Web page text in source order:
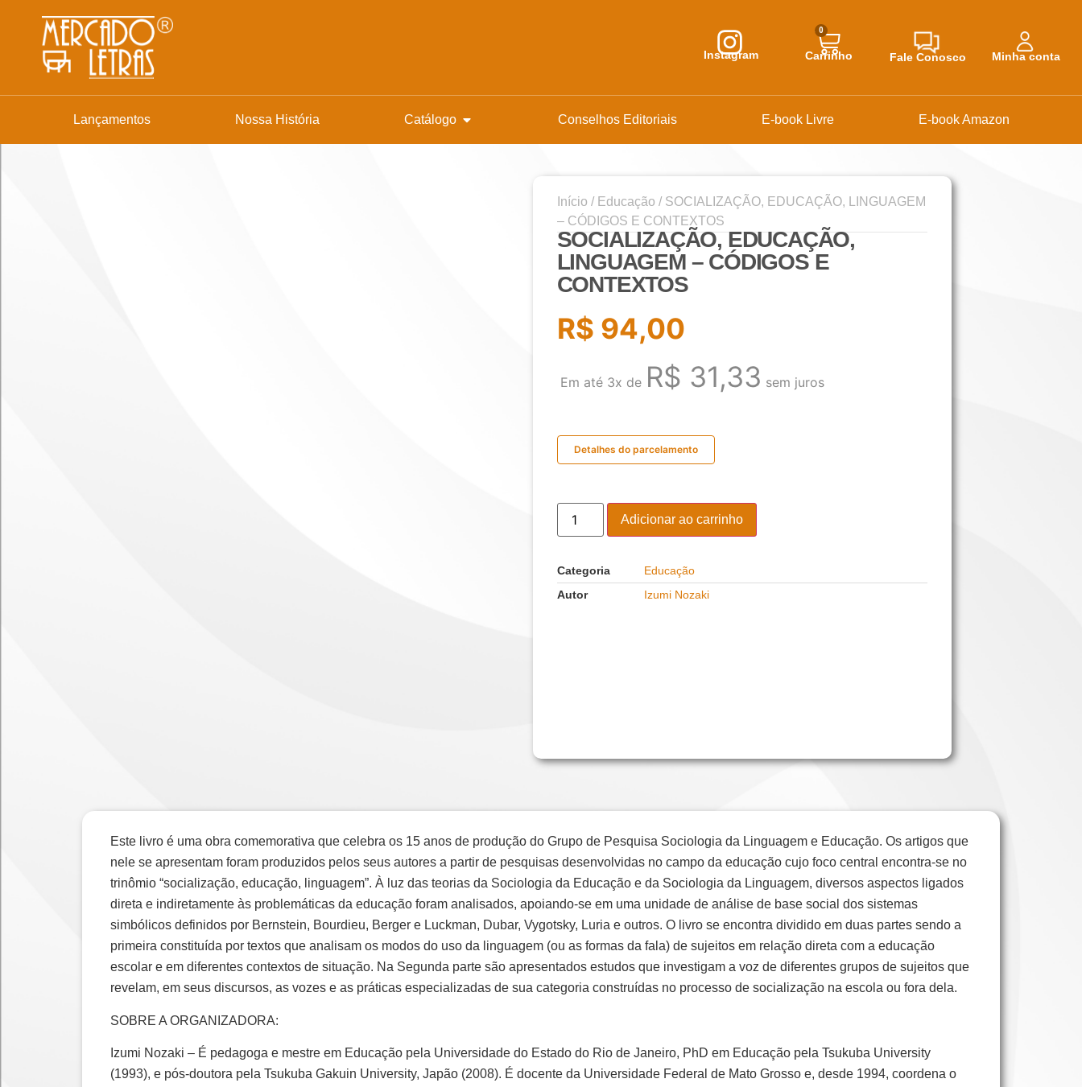
Instagram
0
Carrinho Fale Conosco Minha conta
Lançamentos Nossa História Catálogo Conselhos Editoriais E-book Livre E-book Amazon
Início / Educação / SOCIALIZAÇÃO, EDUCAÇÃO, LINGUAGEM
– CÓDIGOS E CONTEXTOS
SOCIALIZAÇÃO, EDUCAÇÃO,
LINGUAGEM – CÓDIGOS E
CONTEXTOS
R$ 94,00
Em até 3x de R$ 31,33 sem juros
Detalhes do parcelamento
Adicionar ao carrinho
Categoria
Educação
Autor
Izumi Nozaki
Este livro é uma obra comemorativa que celebra os 15 anos de produção do Grupo de Pesquisa Sociologia da Linguagem e Educação. Os artigos que
nele se apresentam foram produzidos pelos seus autores a partir de pesquisas desenvolvidas no campo da educação cujo foco central encontra-se no
trinômio “socialização, educação, linguagem”. À luz das teorias da Sociologia da Educação e da Sociologia da Linguagem, diversos aspectos ligados
direta e indiretamente às problemáticas da educação foram analisados, apoiando-se em uma unidade de análise de base social dos sistemas
simbólicos definidos por Bernstein, Bourdieu, Berger e Luckman, Dubar, Vygotsky, Luria e outros. O livro se encontra dividido em duas partes sendo a
primeira constituída por textos que analisam os modos do uso da linguagem (ou as formas da fala) de sujeitos em relação direta com a educação
escolar e em diferentes contextos de situação. Na Segunda parte são apresentados estudos que investigam a voz de diferentes grupos de sujeitos que
revelam, em seus discursos, as vozes e as práticas especializadas de sua categoria construídas no processo de socialização na escola ou fora dela.
SOBRE A ORGANIZADORA:
Izumi Nozaki – É pedagoga e mestre em Educação pela Universidade do Estado do Rio de Janeiro, PhD em Educação pela Tsukuba University
(1993), e pós-doutora pela Tsukuba Gakuin University, Japão (2008). É docente da Universidade Federal de Mato Grosso e, desde 1994, coordena o